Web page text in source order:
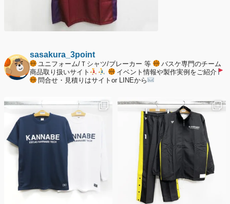
sasakura_3point
ユニフォーム/Ｔシャツ/ブレーカー 等
バスケ専門のチーム
商品取り扱いサイト
イベント情報や製作実例をご紹介
問合せ・見積りはサイトor LINEから